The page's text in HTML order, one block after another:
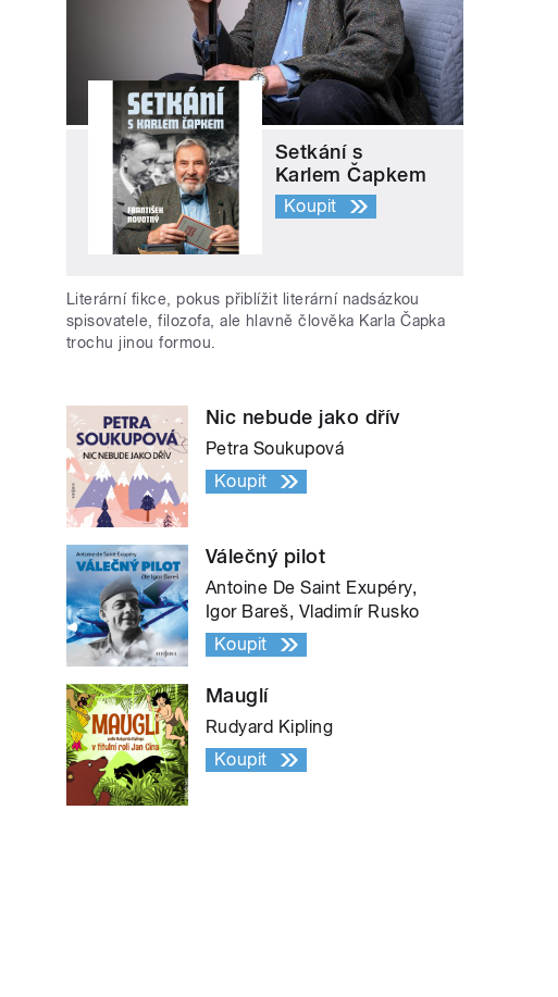
Setkání s
Karlem Čapkem
Koupit
Literární fikce, pokus přiblížit literární nadsázkou
spisovatele, filozofa, ale hlavně člověka Karla Čapka
trochu jinou formou.
Nic nebude jako dřív
Petra Soukupová
Koupit
Válečný pilot
Antoine De Saint Exupéry,
Igor Bareš, Vladimír Rusko
Koupit
Mauglí
Rudyard Kipling
Koupit